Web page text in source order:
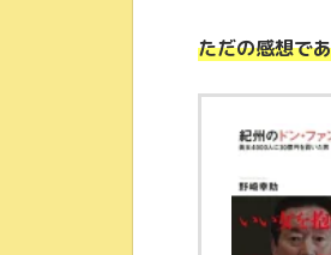
ただの感想で